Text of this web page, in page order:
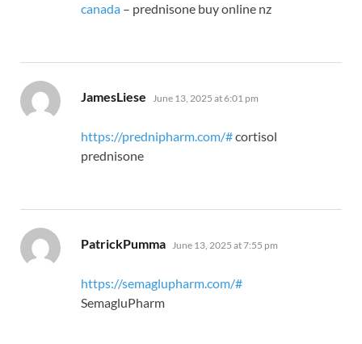
canada – prednisone buy online nz
JamesLiese says:
June 13, 2025 at 6:01 pm
https://prednipharm.com/#cortisol
prednisone
PatrickPumma says:
June 13, 2025 at 7:55 pm
https://semaglupharm.com/#
SemagluPharm